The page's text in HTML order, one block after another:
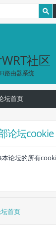
社区
路由器系统
坛首页
论坛cookie
论坛的所有
首页